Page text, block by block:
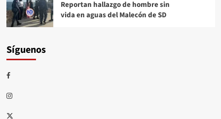
Reportan hallazgo de hombre sin
vida en aguas del Malecón de SD
Síguenos